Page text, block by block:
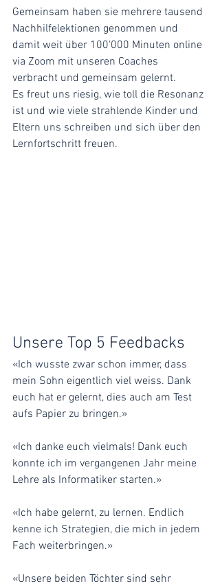
Gemeinsam haben sie mehrere tausend
Nachhilfelektionen genommen und
damit weit über 100'000 Minuten online
via Zoom mit unseren Coaches
verbracht und gemeinsam gelernt.
Es freut uns riesig, wie toll die Resonanz
ist und wie viele strahlende Kinder und
Eltern uns schreiben und sich über den
Lernfortschritt freuen.
Unsere Top 5 Feedbacks
«Ich wusste zwar schon immer, dass
mein Sohn eigentlich viel weiss. Dank
euch hat er gelernt, dies auch am Test
aufs Papier zu bringen.»
«Ich danke euch vielmals! Dank euch
konnte ich im vergangenen Jahr meine
Lehre als Informatiker starten.»
«Ich habe gelernt, zu lernen. Endlich
kenne ich Strategien, die mich in jedem
Fach weiterbringen.»
«Unsere beiden Töchter sind sehr